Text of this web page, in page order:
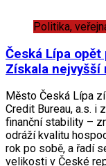
Politika,
Česká Lípa
Získala
Město Česká Lípa
Credit Bureau, a.s. i
finanční stability –
odráží kvalitu
rok po sobě, a řadí
velikosti v České